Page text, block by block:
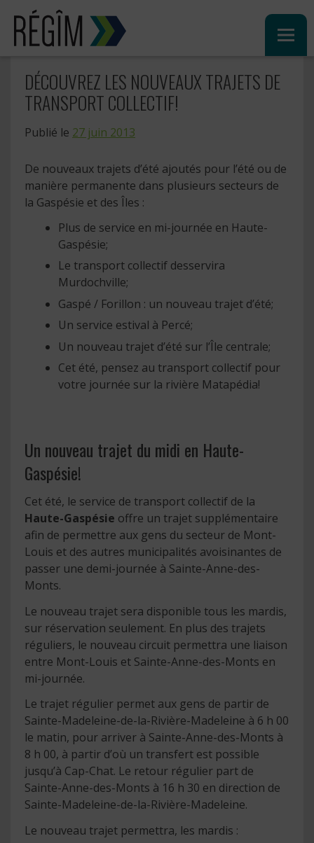
Sauter
contenu
DÉCOUVREZ LES NOUVEAUX TRAJETS DE
TRANSPORT COLLECTIF!
Publié le 27 juin 2013
De nouveaux trajets d’été ajoutés pour l’été ou de
manière permanente dans plusieurs secteurs de
la Gaspésie et des Îles :
Plus de service en mi-journée en Haute-
Gaspésie;
Le transport collectif desservira
Murdochville;
Gaspé / Forillon : un nouveau trajet d’été;
Un service estival à Percé;
Un nouveau trajet d’été sur l’Île centrale;
Cet été, pensez au transport collectif pour
votre journée sur la rivière Matapédia!
Un nouveau trajet du midi en Haute-
Gaspésie!
Cet été, le service de transport collectif de la
Haute-Gaspésie offre un trajet supplémentaire
afin de permettre aux gens du secteur de Mont-
Louis et des autres municipalités avoisinantes de
passer une demi-journée à Sainte-Anne-des-
Monts.
Le nouveau trajet sera disponible tous les mardis,
sur réservation seulement. En plus des trajets
réguliers, le nouveau circuit permettra une liaison
entre Mont-Louis et Sainte-Anne-des-Monts en
mi-journée.
Le trajet régulier permet aux gens de partir de
Sainte-Madeleine-de-la-Rivière-Madeleine à 6 h 00
le matin, pour arriver à Sainte-Anne-des-Monts à
8 h 00, à partir d’où un transfert est possible
jusqu’à Cap-Chat. Le retour régulier part de
Sainte-Anne-des-Monts à 16 h 30 en direction de
Sainte-Madeleine-de-la-Rivière-Madeleine.
Le nouveau trajet permettra, les mardis :